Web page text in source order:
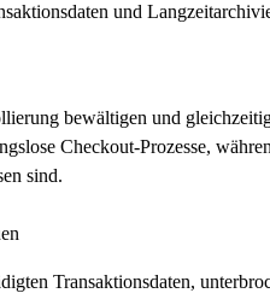
und
bewältigen und
Checkout-Prozesse,
sind.
Transaktionsdaten,